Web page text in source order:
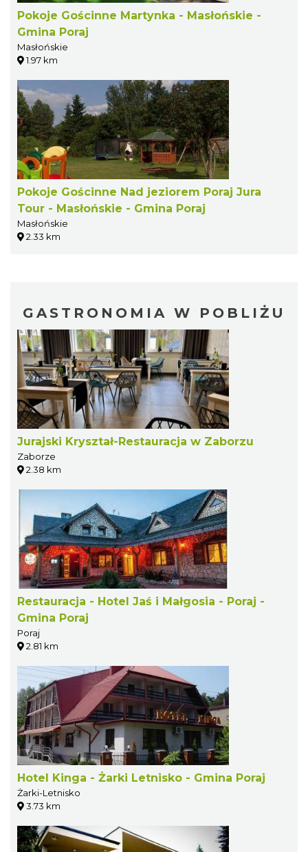
Pokoje Gościnne Martynka - Masłońskie -
Gmina Poraj
Masłońskie
1.97 km
Pokoje Gościnne Nad jeziorem Poraj Jura
Tour - Masłońskie - Gmina Poraj
Masłońskie
2.33 km
GASTRONOMIA W POBLIŻU
Jurajski Kryształ-Restauracja w Zaborzu
Zaborze
2.38 km
Restauracja - Hotel Jaś i Małgosia - Poraj -
Gmina Poraj
Poraj
2.81 km
Hotel Kinga - Żarki Letnisko - Gmina Poraj
Żarki-Letnisko
3.73 km